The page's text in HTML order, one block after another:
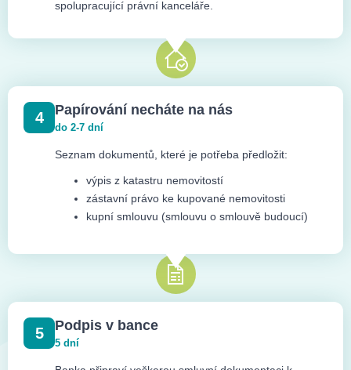
spolupracující právní kanceláře.
4 Papírování necháte na nás
do 2-7 dní
Seznam dokumentů, které je potřeba předložit:
výpis z katastru nemovitostí
zástavní právo ke kupované nemovitosti
kupní smlouvu (smlouvu o smlouvě budoucí)
5 Podpis v bance
5 dní